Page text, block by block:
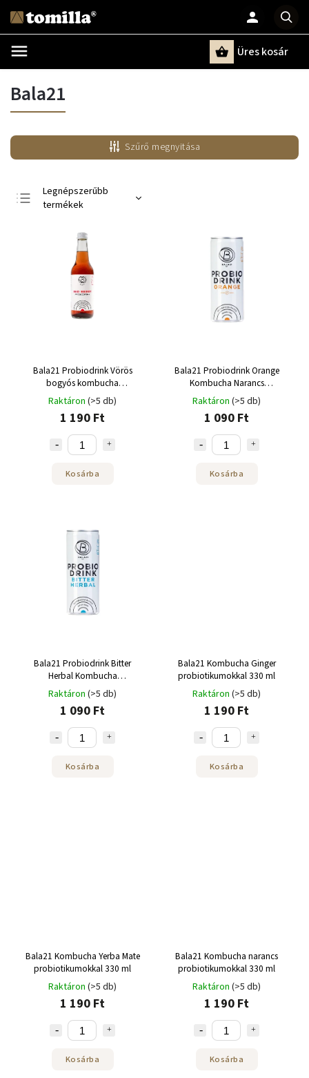
Üres kosár
Bala21
Szűrő megnyitása
Legnépszerűbb
termékek
Legdrágább
ABC szerint
Bala21 Probiodrink Vörös
bogyós kombucha
probiotikumokkal 330 ml
Raktáron (>5 db)
1 190 Ft
Kosárba
Bala21 Probiodrink Orange
Kombucha Narancs
probiotikumokkal 250 ml
Raktáron (>5 db)
1 090 Ft
Kosárba
Bala21 Probiodrink Bitter
Herbal Kombucha
probiotikumokkal 250 ml
Raktáron (>5 db)
1 090 Ft
Kosárba
Bala21 Kombucha Ginger
probiotikumokkal 330 ml
Raktáron (>5 db)
1 190 Ft
Kosárba
Bala21 Kombucha Yerba Mate
probiotikumokkal 330 ml
Raktáron (>5 db)
1 190 Ft
Kosárba
Bala21 Kombucha narancs
probiotikumokkal 330 ml
Raktáron (>5 db)
1 190 Ft
Kosárba